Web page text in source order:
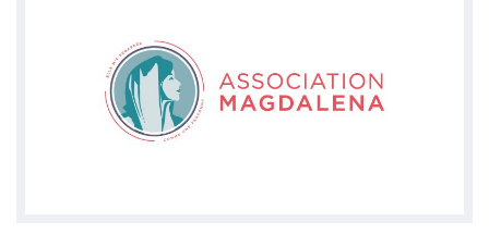
Charte des Bénévoles
Nos actions
Les Mercredis du Coeur